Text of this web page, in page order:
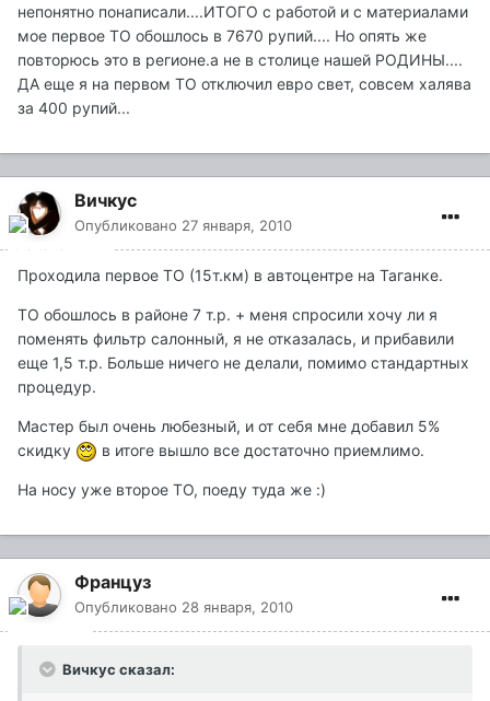
непонятно понаписали....ИТОГО с работой и с материалами
мое первое ТО обошлось в 7670 рупий.... Но опять же
повторюсь это в регионе.а не в столице нашей РОДИНЫ....
ДА еще я на первом ТО отключил евро свет, совсем халява
за 400 рупий...
Вичкус
Опубликовано 27 января, 2010
Проходила первое ТО (15т.км) в автоцентре на Таганке.
ТО обошлось в районе 7 т.р. + меня спросили хочу ли я
поменять фильтр салонный, я не отказалась, и прибавили
еще 1,5 т.р. Больше ничего не делали, помимо стандартных
процедур.
Мастер был очень любезный, и от себя мне добавил 5%
скидку
в итоге вышло все достаточно приемлимо.
На носу уже второе ТО, поеду туда же :)
Француз
Опубликовано 28 января, 2010
Вичкус сказал: